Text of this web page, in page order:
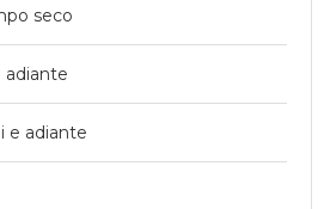
seco
adiante
e adiante